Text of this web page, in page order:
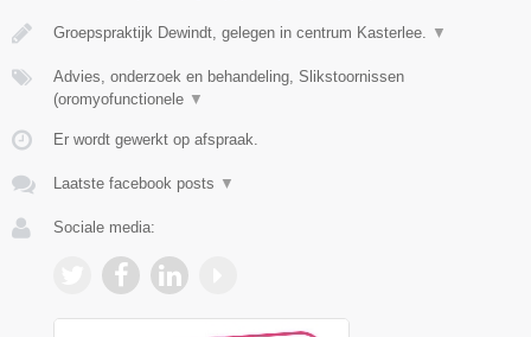
Groepspraktijk Dewindt, gelegen in centrum Kasterlee. ▼
Advies, onderzoek en behandeling, Slikstoornissen
(oromyofunctionele ▼
Er wordt gewerkt op afspraak.
Laatste facebook posts ▼
Sociale media: